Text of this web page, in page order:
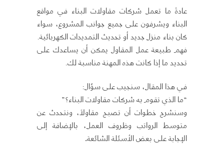
عادةً ما تعمل شركات مقاولات البناء في مواقع
البناء ويشرفون على جميع جوانب المشروع، سواء
كان بناء منزل جديد أو تحديث التمديدات الكهربائية.
فهم طبيعة عمل المقاول يمكن أن يساعدك على
تحديد ما إذا كانت هذه المهنة مناسبة لك.
في هذا المقال، سنجيب على سؤال:
“ما الذي تقوم به شركات مقاولات البناء؟”
وسنشرح خطوات أن تصبح مقاولاً، ونتحدث عن
متوسط الرواتب وظروف العمل، بالإضافة إلى
الإجابة على بعض الأسئلة الشائعة.